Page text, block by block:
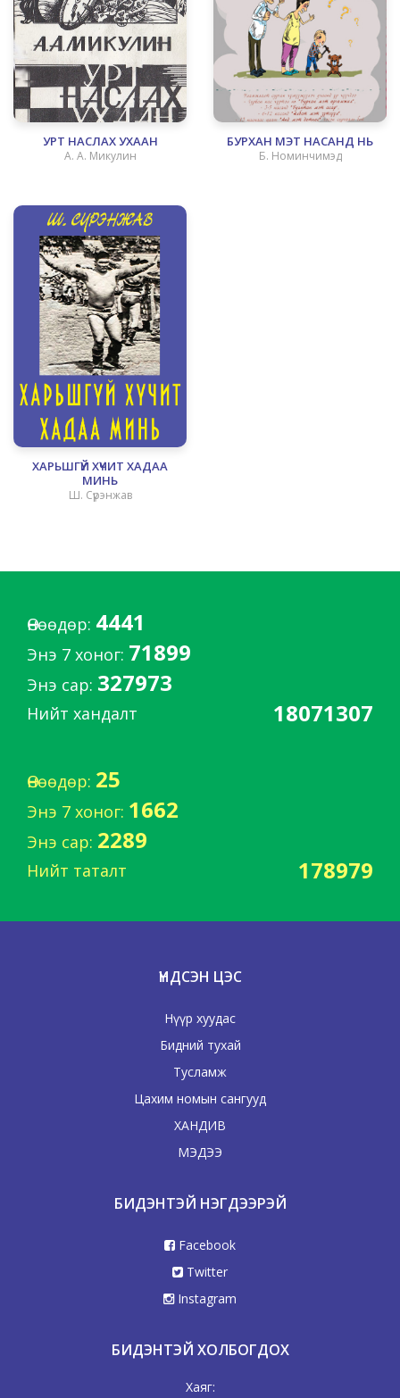
УРТ НАСЛАХ УХААН
А. А. Микулин
БУРХАН МЭТ НАСАНД НЬ
Б. Номинчимэд
ХАРЬШГҮЙ ХҮЧИТ ХАДАА
МИНЬ
Ш. Сүрэнжав
Өнөөдөр: 4441
Энэ 7 хоног: 71899
Энэ сар: 327973
Нийт хандалт 18071307
Өнөөдөр: 25
Энэ 7 хоног: 1662
Энэ сар: 2289
Нийт таталт 178979
ҮНДСЭН ЦЭС
Нүүр хуудас
Бидний тухай
Тусламж
Цахим номын сангууд
ХАНДИВ
МЭДЭЭ
БИДЭНТЭЙ НЭГДЭЭРЭЙ
Facebook
Twitter
Instagram
БИДЭНТЭЙ ХОЛБОГДОХ
Хаяг: